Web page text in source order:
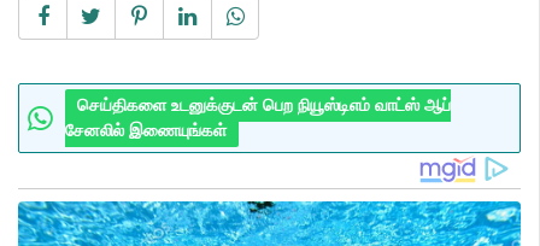
செய்திகளை உடனுக்குடன் பெற நியூஸ்டிஎம் வாட்ஸ் ஆப்
சேனலில் இணையுங்கள்